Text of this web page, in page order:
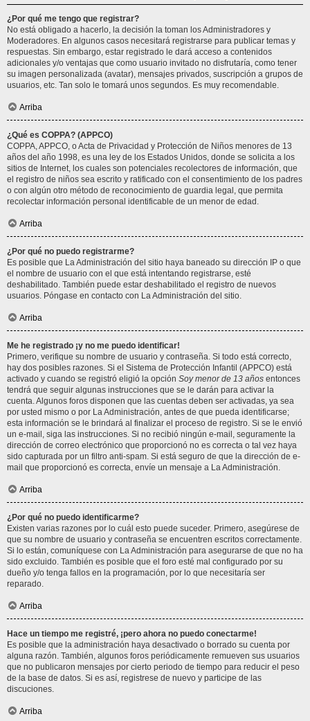
¿Por qué me tengo que registrar?
No está obligado a hacerlo, la decisión la toman los Administradores y
Moderadores. En algunos casos necesitará registrarse para publicar temas y
respuestas. Sin embargo, estar registrado le dará acceso a contenidos
adicionales y/o ventajas que como usuario invitado no disfrutaría, como tener
su imagen personalizada (avatar), mensajes privados, suscripción a grupos de
usuarios, etc. Tan solo le tomará unos segundos. Es muy recomendable.
Arriba
¿Qué es COPPA? (APPCO)
COPPA, APPCO, o Acta de Privacidad y Protección de Niños menores de 13
años del año 1998, es una ley de los Estados Unidos, donde se solicita a los
sitios de Internet, los cuales son potenciales recolectores de información, que
el registro de niños sea escrito y ratificado con el consentimiento de los padres
o con algún otro método de reconocimiento de guardia legal, que permita
recolectar información personal identificable de un menor de edad.
Arriba
¿Por qué no puedo registrarme?
Es posible que La Administración del sitio haya baneado su dirección IP o que
el nombre de usuario con el que está intentando registrarse, esté
deshabilitado. También puede estar deshabilitado el registro de nuevos
usuarios. Póngase en contacto con La Administración del sitio.
Arriba
Me he registrado ¡y no me puedo identificar!
Primero, verifique su nombre de usuario y contraseña. Si todo está correcto,
hay dos posibles razones. Si el Sistema de Protección Infantil (APPCO) está
activado y cuando se registró eligió la opción Soy menor de 13 años entonces
tendrá que seguir algunas instrucciones que se le darán para activar la
cuenta. Algunos foros disponen que las cuentas deben ser activadas, ya sea
por usted mismo o por La Administración, antes de que pueda identificarse;
esta información se le brindará al finalizar el proceso de registro. Si se le envió
un e-mail, siga las instrucciones. Si no recibió ningún e-mail, seguramente la
dirección de correo electrónico que proporcionó no es correcta o tal vez haya
sido capturada por un filtro anti-spam. Si está seguro de que la dirección de e-
mail que proporcionó es correcta, envíe un mensaje a La Administración.
Arriba
¿Por qué no puedo identificarme?
Existen varias razones por lo cuál esto puede suceder. Primero, asegúrese de
que su nombre de usuario y contraseña se encuentren escritos correctamente.
Si lo están, comuníquese con La Administración para asegurarse de que no ha
sido excluido. También es posible que el foro esté mal configurado por su
dueño y/o tenga fallos en la programación, por lo que necesitaría ser
reparado.
Arriba
Hace un tiempo me registré, ¡pero ahora no puedo conectarme!
Es posible que la administración haya desactivado o borrado su cuenta por
alguna razón. También, algunos foros periódicamente remueven sus usuarios
que no publicaron mensajes por cierto periodo de tiempo para reducir el peso
de la base de datos. Si es así, registrese de nuevo y participe de las
discuciones.
Arriba